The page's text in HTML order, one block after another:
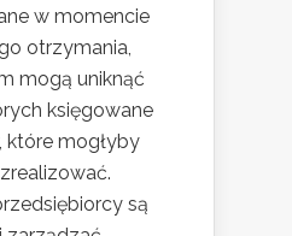
w momencie
otrzymania,
mogą uniknąć
księgowane
które mogłyby
są